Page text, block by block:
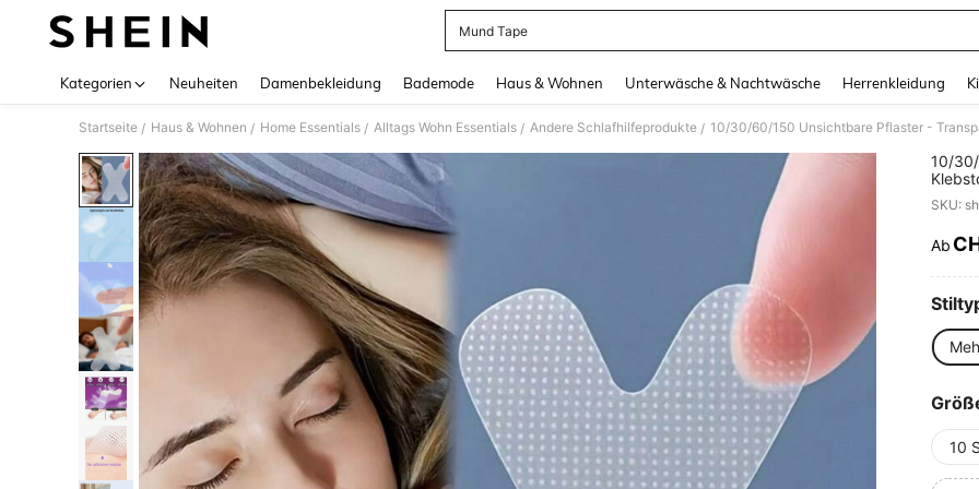
Mund Tape
Kategorien Neuheiten Damenbekleidung Bademode Haus & Wohnen Unterwäsche & Nachtwäsche Herrenkleidung
Startseite / Haus & Wohnen / Home Essentials / Alltags Wohn Essentials / Andere Schlafhilfeprodukte /
10/
Ab
10